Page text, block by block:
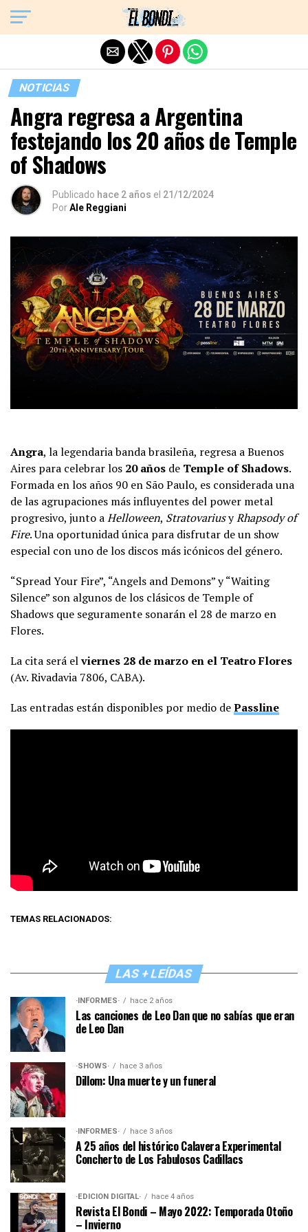
NOTICIAS
Angra regresa a Argentina
festejando los 20 años de Temple
of Shadows
Publicado hace 2 años el 21/12/2024
PorAle Reggiani
Angra, la legendaria banda brasileña, regresa a Buenos
Aires para celebrar los 20 años de Temple of Shadows.
Formada en los años 90 en São Paulo, es considerada una
de las agrupaciones más influyentes del power metal
progresivo, junto aHelloween, StratovariusyRhapsody of
Fire. Una oportunidad única para disfrutar de un show
especial con uno de los discos más icónicos del género.
“Spread Your Fire”, “Angels and Demons” y “Waiting
Silence” son algunos de los clásicos de Temple of
Shadows que seguramente sonarán el 28 de marzo en
Flores.
La cita será elviernes 28 de marzo en el Teatro Flores
(Av. Rivadavia 7806, CABA).
Las entradas están disponibles por medio dePassline
TEMAS RELACIONADOS:
LAS + LEÍDAS
·INFORMES· hace 2 años
Las canciones de Leo Dan que no sabías que eran
de Leo Dan
·SHOWS· hace 3 años
Dillom: Una muerte y un funeral
·INFORMES· hace 3 años
A 25 años del histórico Calavera Experimental
Concherto de Los Fabulosos Cadillacs
·EDICIÓN DIGITAL· hace 4 años
Revista El Bondi – Mayo 2022: Temporada Otoño
– Invierno
Exit mobile version